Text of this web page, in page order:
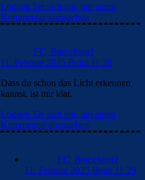
Loggen Sie sich ein, um einen
Kommentar abzugeben
FC_Barcelona1
11. Februar 2025 Beim 11:28
Dass du schon das Licht erkennen
kannst, ist mir klar.
Loggen Sie sich ein, um einen
Kommentar abzugeben
FC_Barcelona1
11. Februar 2025 Beim 11:29